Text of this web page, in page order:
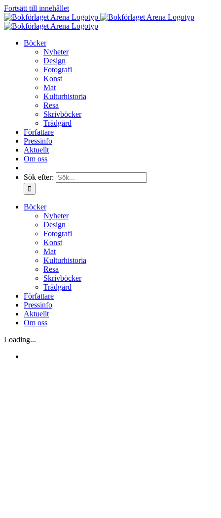
Fortsätt till innehållet
Böcker
Nyheter
Design
Fotografi
Konst
Mat
Kulturhistoria
Resa
Skrivböcker
Trädgård
Författare
Pressinfo
Aktuellt
Om oss
Sök efter:
Böcker
Nyheter
Design
Fotografi
Konst
Mat
Kulturhistoria
Resa
Skrivböcker
Trädgård
Författare
Pressinfo
Aktuellt
Om oss
Loading...